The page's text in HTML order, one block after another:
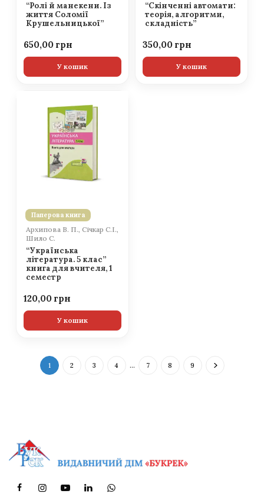
“Ролі й манекени. Із
життя Соломії
Крушельницької”
650,00
У кошик
“Скінченні автомати:
теорія, алгоритми,
складність”
350,00
У кошик
Паперова книга
Архипова В. П., Січкар С.І.,
Шило С.
“Українська
література. 5 клас”
книга для вчителя, 1
семестр
120,00
У кошик
1 2 3 4 … 7 8 9